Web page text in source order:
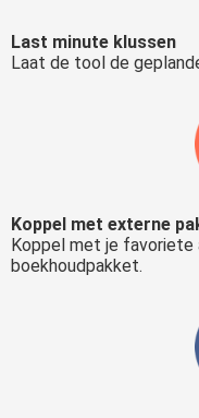
Last minute klussen
Laat de tool de
Koppel met externe
Koppel met je
boekhoudpakket.